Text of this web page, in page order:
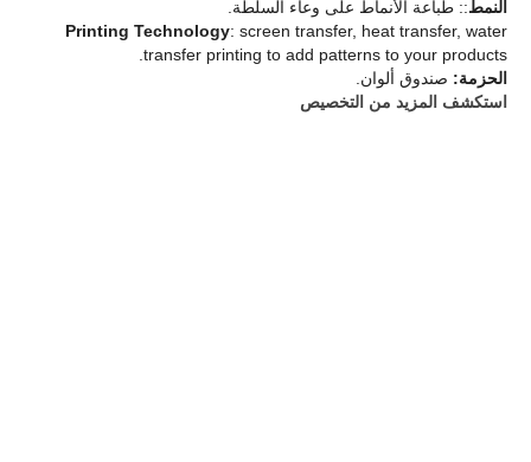
النمط:: طباعة الأنماط على وعاء السلطة.
Printing Technology: screen transfer, heat transfer, water
transfer printing to add patterns to your products.
الحزمة: صندوق ألوان.
استكشف المزيد من التخصيص